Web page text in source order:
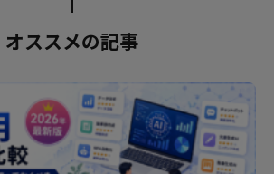
オススメの記事